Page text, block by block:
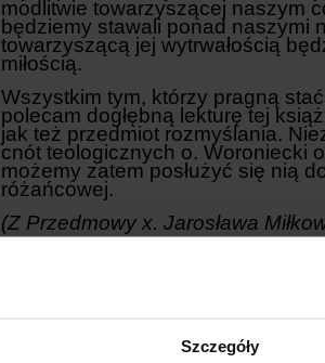
Szczegóły
modlitwie towarzyszącej naszym
będziemy stawali ponad naszymi
towarzyszącą jej wytrwałością
miłością.
Wszystkim tym, którzy pragną
polecam dogłębną lekturę tej
jak też przedmiot rozmyślania.
cnót teologicznych o. Woroniecki
możemy zatem posłużyć się nią
różańcowej.
(Z Przedmowy x. Jarosława